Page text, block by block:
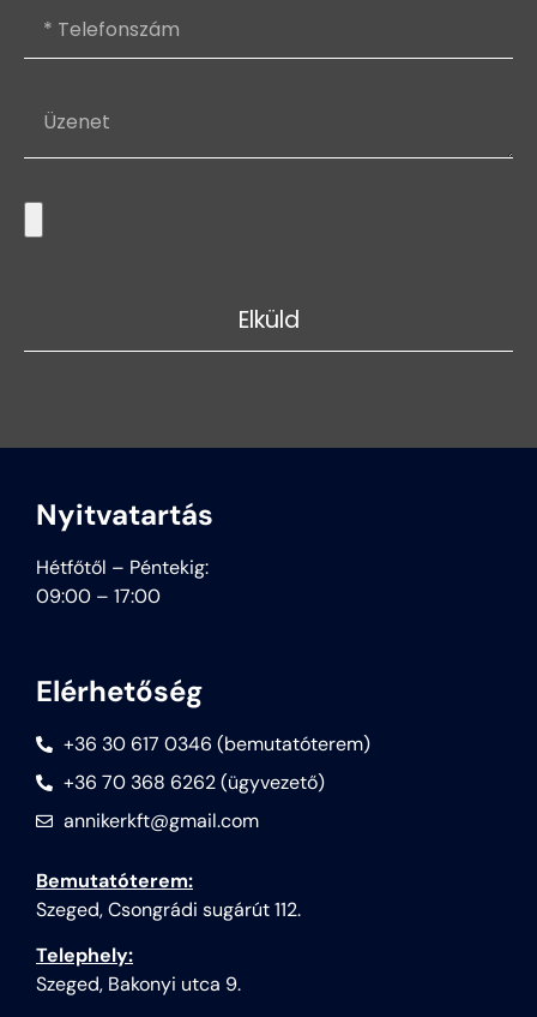
Elküld
Nyitvatartás
Hétfőtől – Péntekig:
09:00 – 17:00
Elérhetőség
+36 30 617 0346 (bemutatóterem)
+36 70 368 6262 (ügyvezető)
annikerkft@gmail.com
Bemutatóterem:
Szeged, Csongrádi sugárút 112.
Telephely:
Szeged, Bakonyi utca 9.